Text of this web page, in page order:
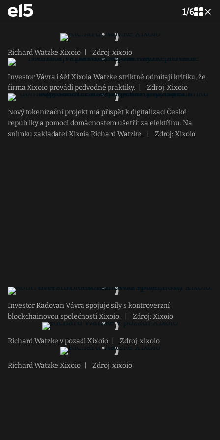
1/6
Richard Watzke Xixoio Zdroj: xixoio
Investor Vávra i šéf Xixoia Watzke striktně odmítají kritiku, že
firma Xixoio provádí podvodné praktiky.
Zdroj: Xixoio
Nový tokenizační projekt má přispět k digitalizaci České
republiky a pomoci domácnostem ušetřit za elektřinu. Na
snímku zakladatel Xixoia Richard Watzke.
Zdroj: Xixoio
Investor Radovan Vávra spojuje síly s kontroverzní
blockchainovou společností Xixoio.
Zdroj: Xixoio
Richard Watzke v pozadí Xixoio Zdroj: xixoio
Richard Watzke Xixoio Zdroj: xixoio